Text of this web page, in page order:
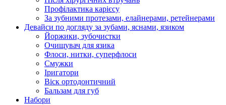
Профілактика карієсу
За зубними протезами, елайнерами, ретейнерами
Девайси по догляду за зубами, яснами, язиком
Йоржики, зубочистки
Очищувач для язика
Флоси, нитки, суперфлоси
Смужки
Іригатори
Віск ортодонтичний
Бальзам для губ
Набори